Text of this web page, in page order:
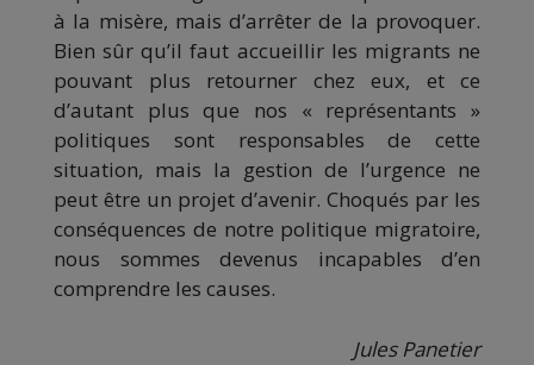
à la misère, mais d’arrêter de la provoquer.
Bien sûr qu’il faut accueillir les migrants ne
pouvant plus retourner chez eux, et ce
d’autant plus que nos « représentants »
politiques sont responsables de cette
situation, mais la gestion de l’urgence ne
peut être un projet d’avenir. Choqués par les
conséquences de notre politique migratoire,
nous sommes devenus incapables d’en
comprendre les causes.
Jules Panetier